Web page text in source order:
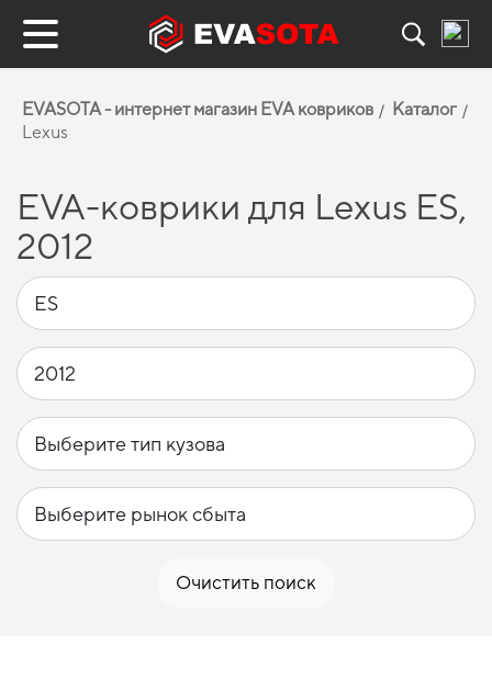
EVASOTA - интернет магазин EVA ковриков
Каталог
Lexus
EVA-коврики для Lexus ES,
2012
Очистить поиск